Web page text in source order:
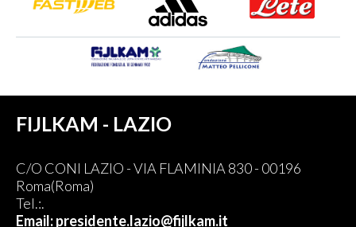
FIJLKAM - LAZIO
C/O CONI LAZIO - VIA FLAMINIA 830 - 00196
Roma(Roma)
Tel.:.
Email: presidente.lazio@fijlkam.it